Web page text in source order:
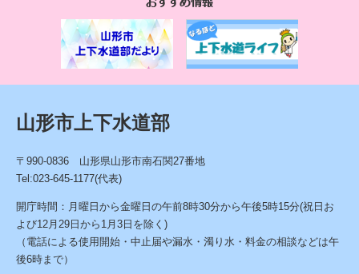
め
情
報
山形市上下水道部
〒990-0836 山形県山形市南石関27番地
Tel:023-645-1177(代表)
開庁時間：月曜日から金曜日の午前8時30分から午後5時15分(祝日お
よび12月29日から1月3日を除く)
（電話による使用開始・中止届や漏水・濁り水・料金の相談などは午
後6時まで）